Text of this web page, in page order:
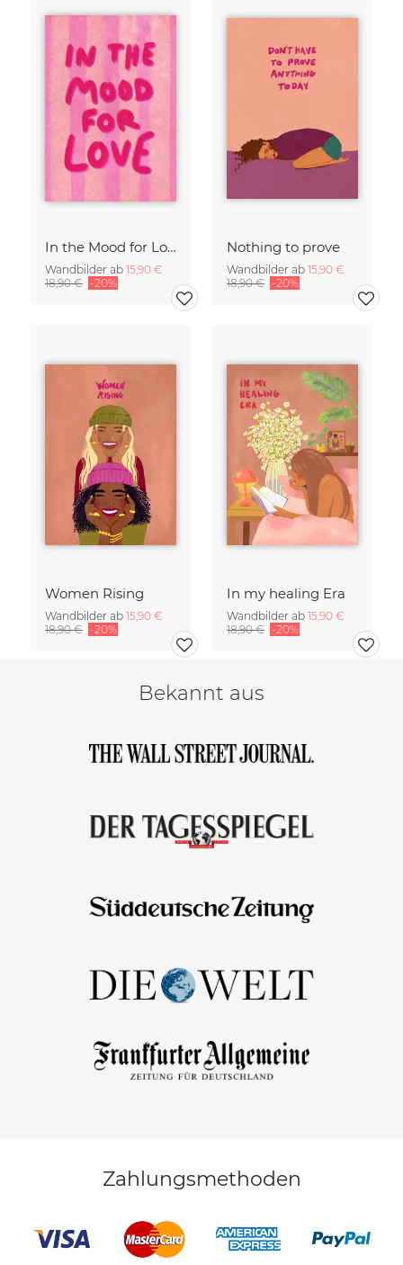
In the Mood for Love - Handlettering
Wandbilder ab 15,90 €
18,90 € -20%
Nothing to prove
Wandbilder ab 15,90 €
18,90 € -20%
Women Rising
Wandbilder ab 15,90 €
18,90 € -20%
In my healing Era
Wandbilder ab 15,90 €
18,90 € -20%
Bekannt aus
Zahlungsmethoden